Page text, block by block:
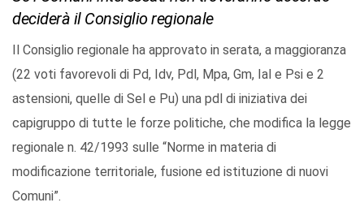
deciderà il Consiglio regionale
Il Consiglio regionale ha approvato in serata, a maggioranza
(22 voti favorevoli di Pd, Idv, Pdl, Mpa, Gm, Ial e Psi e 2
astensioni, quelle di Sel e Pu) una pdl di iniziativa dei
capigruppo di tutte le forze politiche, che modifica la legge
regionale n. 42/1993 sulle “Norme in materia di
modificazione territoriale, fusione ed istituzione di nuovi
Comuni”.